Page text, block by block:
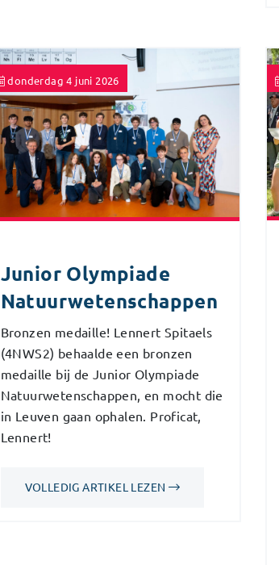
donderdag 4 juni 2026
Junior Olympiade
Natuurwetenschappen
Bronzen medaille! Lennert Spitaels
(4NWS2) behaalde een bronzen
medaille bij de Junior Olympiade
Natuurwetenschappen, en mocht die
in Leuven gaan ophalen. Proficat,
Lennert!
VOLLEDIG ARTIKEL LEZEN